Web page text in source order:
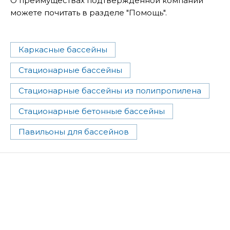
можете почитать в разделе "Помощь".
Каркасные бассейны
Стационарные бассейны
Стационарные бассейны из полипропилена
Стационарные бетонные бассейны
Павильоны для бассейнов